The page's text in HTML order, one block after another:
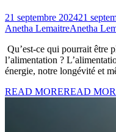
21 septembre 202421
Anetha LemaitreAnetha
Qu’est-ce qui pourrait être
l’alimentation ?
énergie, notre longévité et
READ MOREREAD